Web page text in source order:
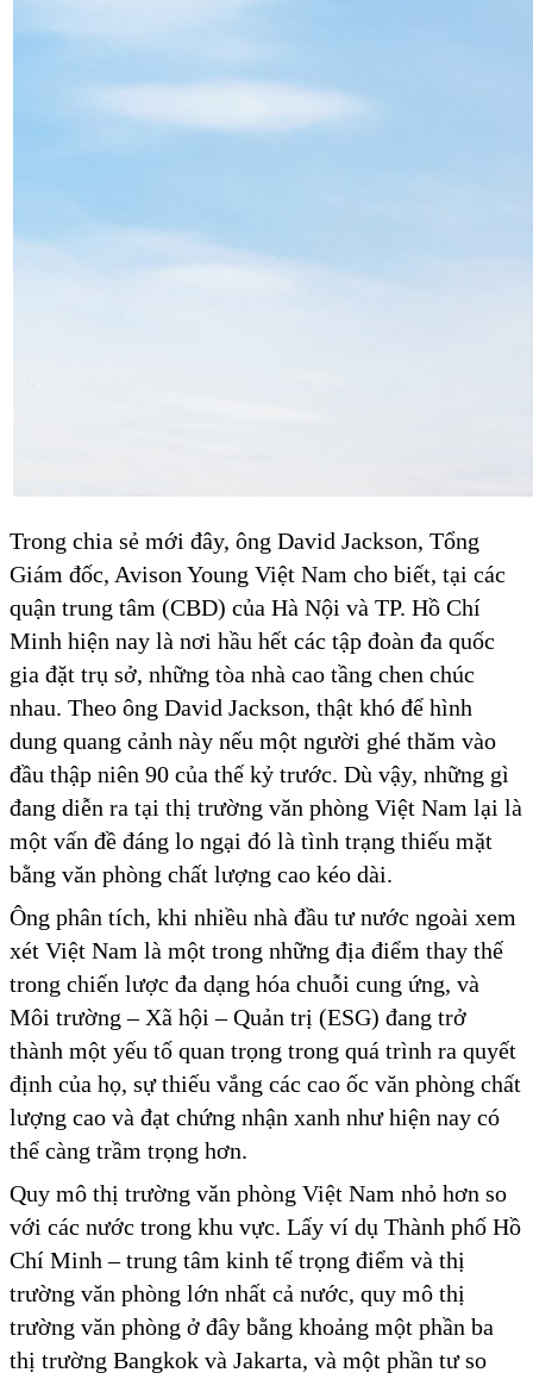
Trong chia sẻ mới đây, ông David Jackson, Tổng
Giám đốc, Avison Young Việt Nam cho biết, tại các
quận trung tâm (CBD) của Hà Nội và TP. Hồ Chí
Minh hiện nay là nơi hầu hết các tập đoàn đa quốc
gia đặt trụ sở, những tòa nhà cao tầng chen chúc
nhau. Theo ông David Jackson, thật khó để hình
dung quang cảnh này nếu một người ghé thăm vào
đầu thập niên 90 của thế kỷ trước. Dù vậy, những gì
đang diễn ra tại thị trường văn phòng Việt Nam lại là
một vấn đề đáng lo ngại đó là tình trạng thiếu mặt
bằng văn phòng chất lượng cao kéo dài.
Ông phân tích, khi nhiều nhà đầu tư nước ngoài xem
xét Việt Nam là một trong những địa điểm thay thế
trong chiến lược đa dạng hóa chuỗi cung ứng, và
Môi trường – Xã hội – Quản trị (ESG) đang trở
thành một yếu tố quan trọng trong quá trình ra quyết
định của họ, sự thiếu vắng các cao ốc văn phòng chất
lượng cao và đạt chứng nhận xanh như hiện nay có
thể càng trầm trọng hơn.
Quy mô thị trường văn phòng Việt Nam nhỏ hơn so
với các nước trong khu vực. Lấy ví dụ Thành phố Hồ
Chí Minh – trung tâm kinh tế trọng điểm và thị
trường văn phòng lớn nhất cả nước, quy mô thị
trường văn phòng ở đây bằng khoảng một phần ba
thị trường Bangkok và Jakarta, và một phần tư so